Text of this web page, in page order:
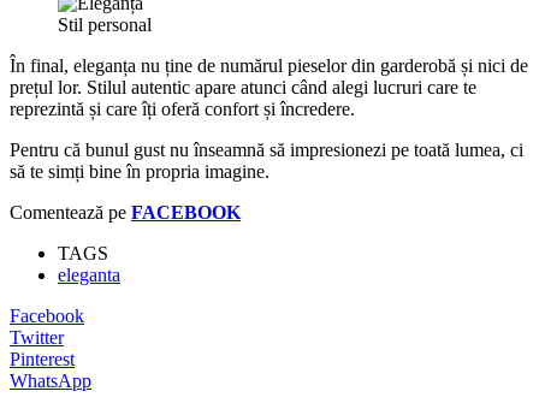
Stil personal
În final, eleganța nu ține de numărul pieselor din garderobă și nici de
prețul lor. Stilul autentic apare atunci când alegi lucruri care te
reprezintă și care îți oferă confort și încredere.
Pentru că bunul gust nu înseamnă să impresionezi pe toată lumea, ci
să te simți bine în propria imagine.
Comentează pe FACEBOOK
TAGS
eleganta
Facebook
Twitter
Pinterest
WhatsApp